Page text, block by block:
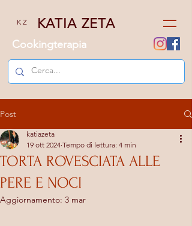
K Z KATIA ZETA
Cookingterapia
Post
TORTA ROVESCIATA ALLE
PERE E NOCI
katiazeta
19 ott 2024 Tempo di lettura: 4 min
Aggiornamento: 3 mar